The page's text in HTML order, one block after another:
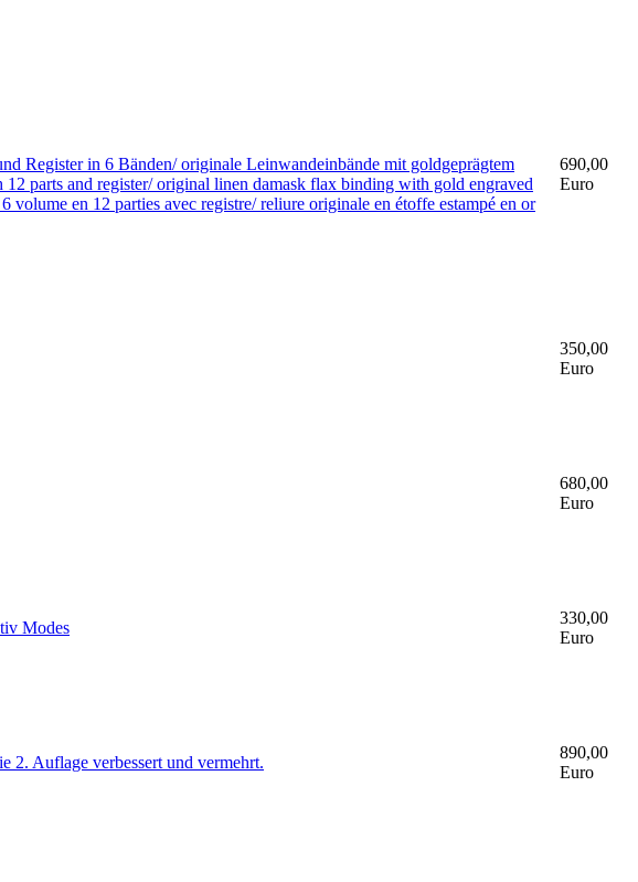
Register in 6 Bänden/ originale Leinwandeinbände mit goldgeprägtem
parts and register/ original linen damask flax binding with gold engraved
en 12 parties avec registre/ reliure originale en étoffe estampé en or
690,00
Euro
350,00
Euro
680,00
Euro
Modes
330,00
Euro
2. Auflage verbessert und vermehrt.
890,00
Euro